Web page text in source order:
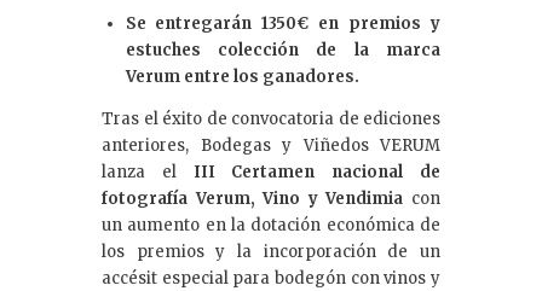
Se entregarán 1350€ en premios y
estuches colección de la marca
Verum entre los ganadores.
Tras el éxito de convocatoria de ediciones
anteriores, Bodegas y Viñedos VERUM
lanza el III Certamen nacional de
fotografía Verum, Vino y Vendimia con
un aumento en la dotación económica de
los premios y la incorporación de un
accésit especial para bodegón con vinos y